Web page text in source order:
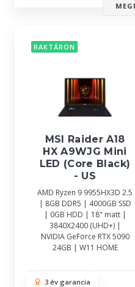
RAKTÁRON
MSI Raider A18
HX A9WJG Mini
LED (Core Black)
- US
AMD Ryzen 9 9955HX3D 2.5
| 8GB DDR5 | 4000GB SSD
| 0GB HDD | 18" matt |
3840X2400 (UHD+) |
NVIDIA GeForce RTX 5090
24GB | W11 HOME
3 év garancia